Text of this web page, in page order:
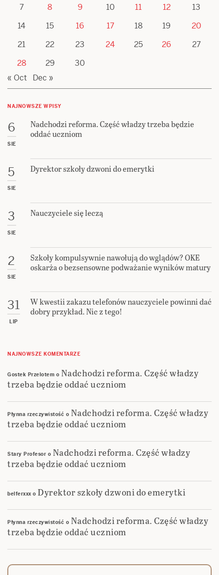
7 8 9 10 11 12
13
14
15 16 17 18 19
20
21
22 23 24 25 26
27
28
29
30
« Oct
Dec »
NAJNOWSZE WPISY
6
SIE
Nadchodzi reforma. Część władzy trzeba będzie
oddać uczniom
5
SIE
Dyrektor szkoły dzwoni do emerytki
3
SIE
Nauczyciele się leczą
2
SIE
Szkoły kompulsywnie nawołują do wglądów? OKE
oskarża o bezsensowne podważanie wyników matury
31
LIP
W kwestii zakazu telefonów nauczyciele powinni dać
dobry przykład. Nic z tego!
NAJNOWSZE KOMENTARZE
Gostek Przelotem o Nadchodzi reforma. Część władzy
trzeba będzie oddać uczniom
Płynna rzeczywistość o Nadchodzi reforma. Część władzy
trzeba będzie oddać uczniom
Stary Profesor o Nadchodzi reforma. Część władzy
trzeba będzie oddać uczniom
belferxxxo Dyrektor szkoły dzwoni do emerytki
Płynna rzeczywistość o Nadchodzi reforma. Część władzy
trzeba będzie oddać uczniom